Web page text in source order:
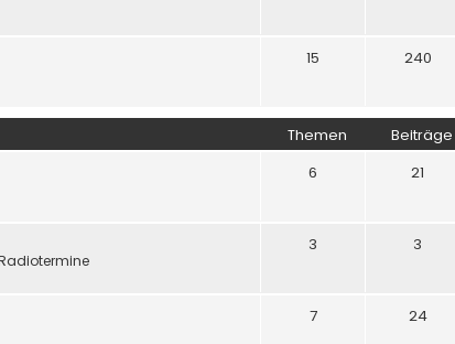
15 240
Themen Beiträge
6 21
3 3
7 24